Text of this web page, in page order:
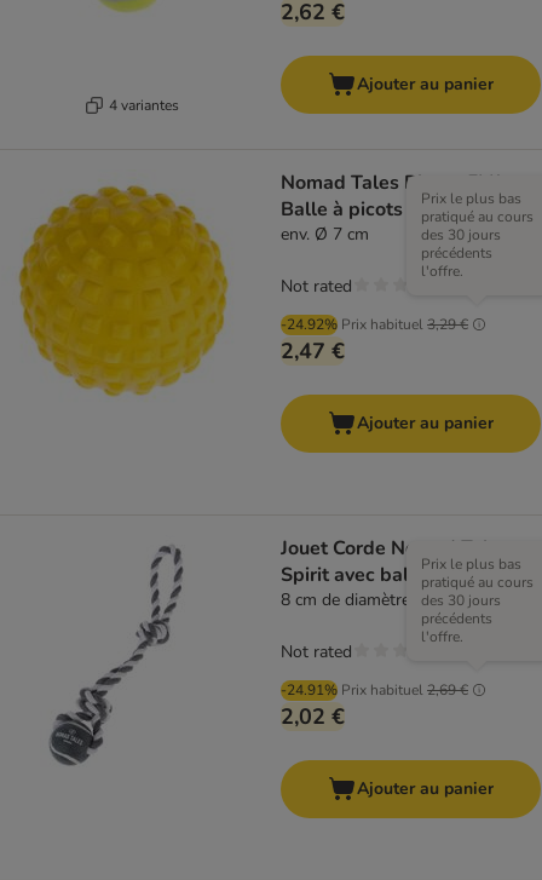
4 variantes
2,62 €
Ajouter au panier
Nomad Tales Bloom EVA
Balle à picots
env. Ø 7 cm
-24.92% Prix habituel3,29 €
Prix le plus bas
pratiqué au cours
des 30 jours
précédents
l'offre.
2,47 €
Not rated
Ajouter au panier
Jouet Corde Nomad Tales
Spirit avec balle
8 cm de diamètre x L 41 cm
-24.91% Prix habituel2,69 €
Prix le plus bas
pratiqué au cours
des 30 jours
précédents
l'offre.
2,02 €
Not rated
Ajouter au panier